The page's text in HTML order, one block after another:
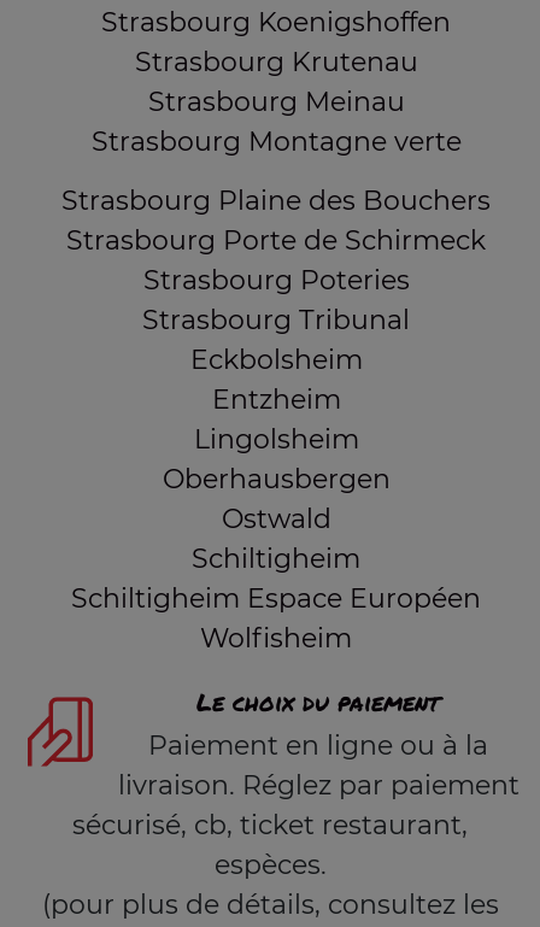
Strasbourg Koenigshoffen
Strasbourg Krutenau
Strasbourg Meinau
Strasbourg Montagne verte
Strasbourg Plaine des Bouchers
Strasbourg Porte de Schirmeck
Strasbourg Poteries
Strasbourg Tribunal
Eckbolsheim
Entzheim
Lingolsheim
Oberhausbergen
Ostwald
Schiltigheim
Schiltigheim Espace Européen
Wolfisheim
Le choix du paiement
Paiement en ligne ou à la
livraison. Réglez par paiement
sécurisé, cb, ticket restaurant,
espèces.
(pour plus de détails, consultez les